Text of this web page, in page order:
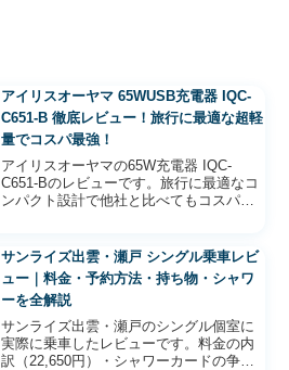
アイリスオーヤマ 65WUSB充電器 IQC-
C651-B 徹底レビュー！旅行に最適な超軽
量でコスパ最強！
アイリスオーヤマの65W充電器 IQC-
C651-Bのレビューです。旅行に最適なコ
ンパクト設計で他社と比べてもコスパ最
サンライズ出雲・瀬戸 シングル乗車レビ
ュー｜料金・予約方法・持ち物・シャワ
ーを全解説
サンライズ出雲・瀬戸のシングル個室に
実際に乗車したレビューです。料金の内
訳（22,650円）・シャワーカードの争奪